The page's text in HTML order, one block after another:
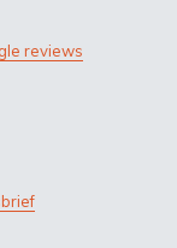
reviews